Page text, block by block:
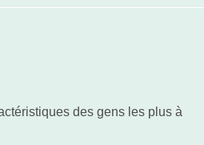
des gens les plus à